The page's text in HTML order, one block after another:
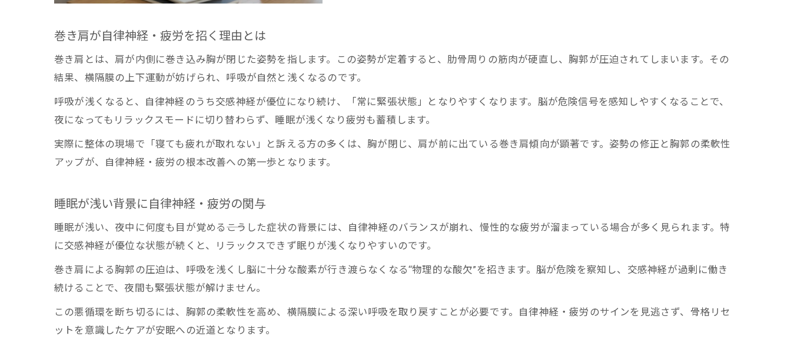
寝ても取れない疲労感は姿勢問題がカギに
寝ても疲れが取れない人の骨格共通点
💡 リラスポの出張整体（オンライン対応可）について
横隔膜を動かして睡眠の質を高める方法
睡眠が浅い方に胸郭アプローチが有効な理由
自律神経・疲労に効く骨格リセット習慣のコツ
日常で続けやすい自律神経・疲労セルフケア
骨格リセットで自律神経・疲労に変化を実感
巻き肩が自律神経・疲労を招く理由とは
巻き肩とは、肩が内側に巻き込み胸が閉じた姿勢を指します。この姿勢が定着すると、肋骨周りの筋肉が硬直し、胸郭が圧迫されてしまいます。その
結果、横隔膜の上下運動が妨げられ、呼吸が自然と浅くなるのです。
呼吸が浅くなると、自律神経のうち交感神経が優位になり続け、「常に緊張状態」となりやすくなります。脳が危険信号を感知しやすくなることで、
夜になってもリラックスモードに切り替わらず、睡眠が浅くなり疲労も蓄積します。
実際に整体の現場で「寝ても疲れが取れない」と訴える方の多くは、胸が閉じ、肩が前に出ている巻き肩傾向が顕著です。姿勢の修正と胸郭の柔軟性
アップが、自律神経・疲労の根本改善への第一歩となります。
睡眠が浅い背景に自律神経・疲労の関与
睡眠が浅い、夜中に何度も目が覚める――こうした症状の背景には、自律神経のバランスが崩れ、慢性的な疲労が溜まっている場合が多く見られます。特
に交感神経が優位な状態が続くと、リラックスできず眠りが浅くなりやすいのです。
巻き肩による胸郭の圧迫は、呼吸を浅くし脳に十分な酸素が行き渡らなくなる“物理的な酸欠”を招きます。脳が危険を察知し、交感神経が過剰に働き
続けることで、夜間も緊張状態が解けません。
この悪循環を断ち切るには、胸郭の柔軟性を高め、横隔膜による深い呼吸を取り戻すことが必要です。自律神経・疲労のサインを見逃さず、骨格リセ
ットを意識したケアが安眠への近道となります。